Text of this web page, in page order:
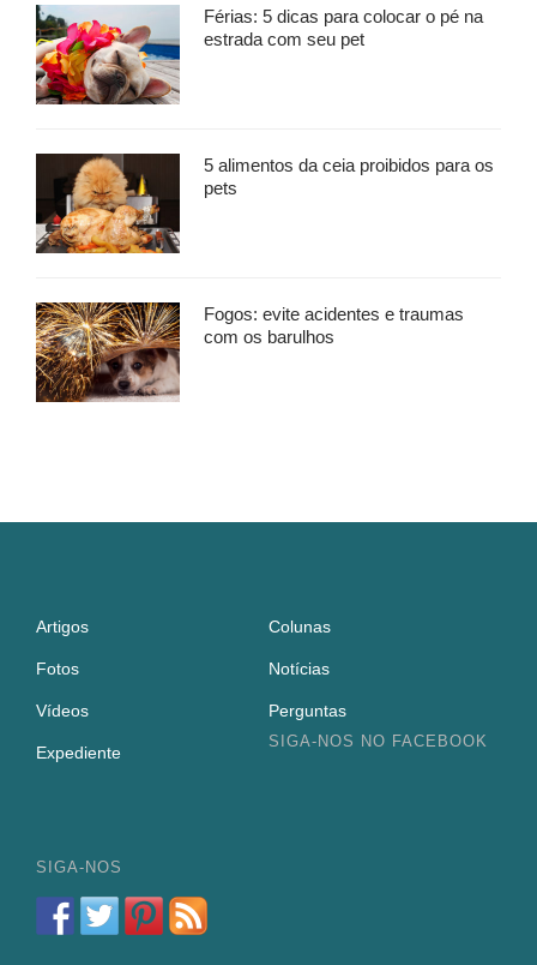
Férias: 5 dicas para colocar o pé na
estrada com seu pet
5 alimentos da ceia proibidos para os
pets
Fogos: evite acidentes e traumas
com os barulhos
Artigos Colunas
Fotos Notícias
Vídeos Perguntas
Expediente
SIGA-NOS NO FACEBOOK
SIGA-NOS